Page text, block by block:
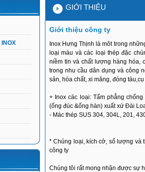
INOX
GIỚI THIỆU
Giới thiệu công ty
Inox Hưng Thịnh là môt trong
loại màu và các loại thép đặc
niềm tin và chất lượng hàng hóa,
trong nhu cầu dân dụng và công
sản, hóa chất, xi măng, đóng
+ Inox các loại: Tấm phẳng
(ống đúc &ống hàn) xuất xứ Đài
- Mác thép SUS 304, 304L, 201,
* Chủng loại, kích cở, số lượng và
công ty
Chúng tôi rất mong nhận được sự